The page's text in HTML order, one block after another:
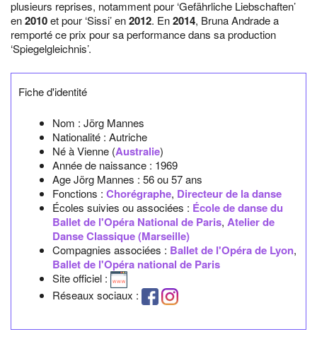
plusieurs reprises, notamment pour ‘Gefährliche Liebschaften’
en2010et pour ‘Sissi’ en2012. En2014, Bruna Andrade a
remporté ce prix pour sa performance dans sa production
‘Spiegelgleichnis’.
Fiche d'identité
Nom : Jörg Mannes
Nationalité : Autriche
Né àVienne (Australie)
Année de naissance : 1969
Age Jörg Mannes : 56 ou 57 ans
Fonctions : Chorégraphe, Directeur de la danse
Écoles suivies ou associées : École de danse du
Ballet de l'Opéra National de Paris, Atelier de
Danse Classique (Marseille)
Compagnies associées : Ballet de l'Opéra de Lyon,
Ballet de l'Opéra national de Paris
Site officiel :
Réseaux sociaux :